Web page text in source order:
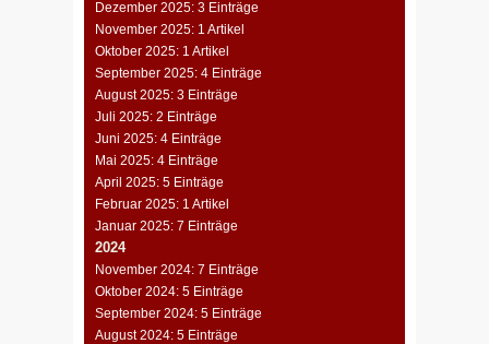
Dezember 2025: 3 Einträge
November 2025: 1 Artikel
Oktober 2025: 1 Artikel
September 2025: 4 Einträge
August 2025: 3 Einträge
Juli 2025: 2 Einträge
Juni 2025: 4 Einträge
Mai 2025: 4 Einträge
April 2025: 5 Einträge
Februar 2025: 1 Artikel
Januar 2025: 7 Einträge
2024
November 2024: 7 Einträge
Oktober 2024: 5 Einträge
September 2024: 5 Einträge
August 2024: 5 Einträge